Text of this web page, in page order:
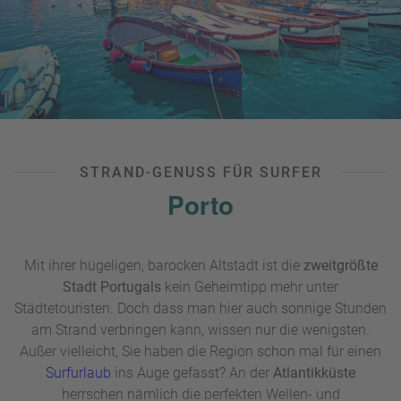
eine modernisierte „Waterfront“ mit Gastronomie,
Sportanlagen und Jachthafen. Falls Sie naturbelassene
Strände bevorzugen, werden Sie wiederum in der näheren
Umgebung der Stadt fündig. DerNaturpark L’Albufera
sogar außerhalb der Badesaison einen Ausflug wert.
Frage, ob Sie Ihr Hotel lieber in der Altstadt oder direkt am
Unsere Reisebüros unterstützen Sie dabei,
STRAND-GENUSS FÜR SURFER
Porto
Mit ihrer hügeligen, barocken Altstadt ist die zweitgrößte
Stadt Portugals kein Geheimtipp mehr unter
Städtetouristen. Doch dass man hier auch sonnige Stunden
am Strand verbringen kann, wissen nur die wenigsten.
Außer vielleicht, Sie haben die Region schon mal für einen
Surfurlaub ins Auge gefasst? An der Atlantikküste
herrschen nämlich die perfekten Wellen- und